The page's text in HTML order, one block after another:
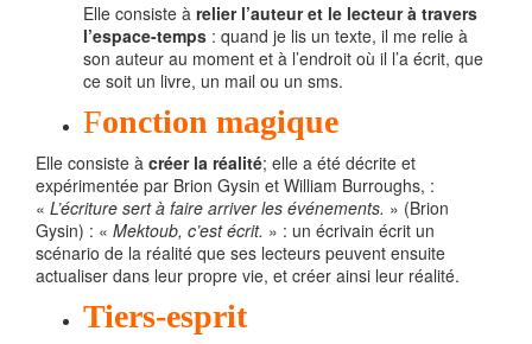
Elle consiste à relier l’auteur et le lecteur à travers
l’espace-temps : quand je lis un texte, il me relie à
son auteur au moment et à l’endroit où il l’a écrit, que
ce soit un livre, un mail ou un sms.
Fonction magique
Elle consiste à créer la réalité; elle a été décrite et
expérimentée par Brion Gysin et William Burroughs, :
« L’écriture sert à faire arriver les événements. » (Brion
Gysin) : « Mektoub, c’est écrit. » : un écrivain écrit un
scénario de la réalité que ses lecteurs peuvent ensuite
actualiser dans leur propre vie, et créer ainsi leur réalité.
Tiers-esprit